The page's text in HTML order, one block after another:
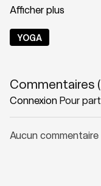
ressenti tant
Thématique: Flow
Zones solicitées:
YOGA
Commentaires (
Connexion Pour
Aucun commentaire